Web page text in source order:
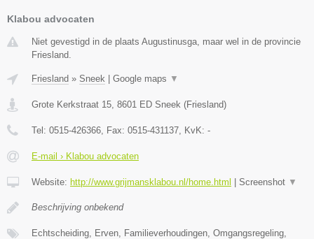
Klabou advocaten
Niet gevestigd in de plaats Augustinusga, maar wel in de provincie
Friesland.
Friesland » Sneek Google maps ▼
Grote Kerkstraat 15 8601 ED Sneek (Friesland)
Tel: 0515-426366 , Fax: 0515-431137 , KvK: -
E-mail › Klabou advocaten
Website: http://www.grijmansklabou.nl/home.html Screenshot ▼
Beschrijving onbekend
Echtscheiding, Erven, Familieverhoudingen, Omgangsregeling,